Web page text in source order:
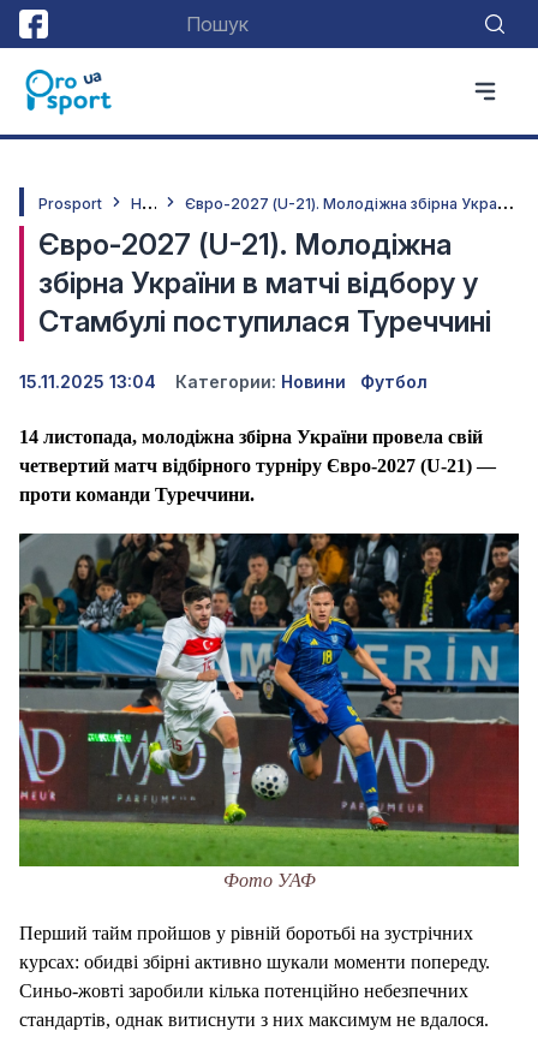
Prosport Н
овини Є
вро-2027 (U-21). Молодіжна збірна України в матчі відбору у Стамбулі поступилася Туреччині
Євро-2027 (U-21). Молодіжна
збірна України в матчі відбору у
Стамбулі поступилася Туреччині
15.11.2025 13:04 Категории: Новини Футбол
14 листопада, молодіжна збірна України провела свій
четвертий матч відбірного турніру Євро-2027 (U-21) —
проти команди Туреччини.
Фото УАФ
Перший тайм пройшов у рівній боротьбі на зустрічних
курсах: обидві збірні активно шукали моменти попереду.
Синьо-жовті заробили кілька потенційно небезпечних
стандартів, однак витиснути з них максимум не вдалося.